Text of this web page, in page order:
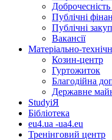
Доброчесність
Публічні
Публічні
Вакансії
Матеріально-
Козин-центр
Гуртожиток
Благодійна
Державне
StudyіЯ
Бібліотека
eu4.ua -ua4.eu
Тренінговий центр